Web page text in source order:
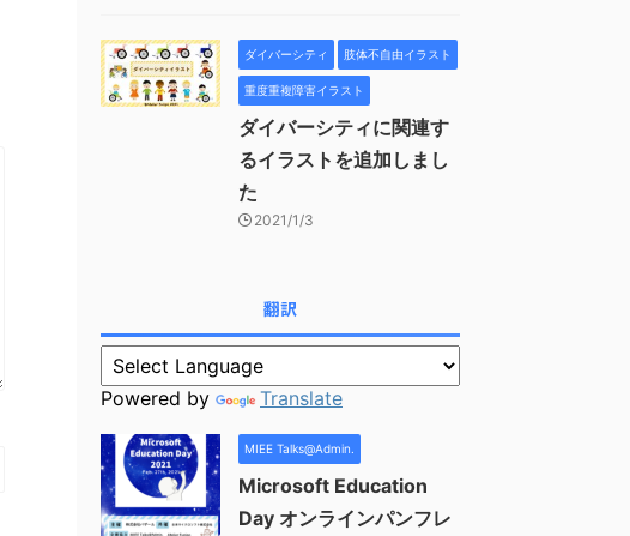
ダイバーシティ 肢体不自由イラスト
重度重複障害イラスト
ダイバーシティに関連す
るイラストを追加しまし
た
2021/1/3
翻訳
Powered by Translate
MIEE Talks@Admin.
Microsoft Education
Day オンラインパンフレ